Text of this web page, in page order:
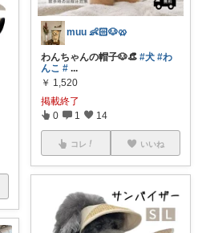
muu 👶🏻🐶🥨
わんちゃんの帽子🐶👒 #犬 #わ
んこ # ...
￥ 1,520
掲載終了
0 1 14
コレ いいね